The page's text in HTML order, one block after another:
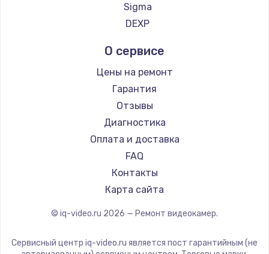
Sigma
DEXP
О сервисе
Цены на ремонт
Гарантия
Отзывы
Диагностика
Оплата и доставка
FAQ
Контакты
Карта сайта
© iq-video.ru 2026 — Ремонт видеокамер.
Сервисный центр iq-video.ru является пост гарантийным (не